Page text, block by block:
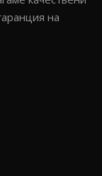
на